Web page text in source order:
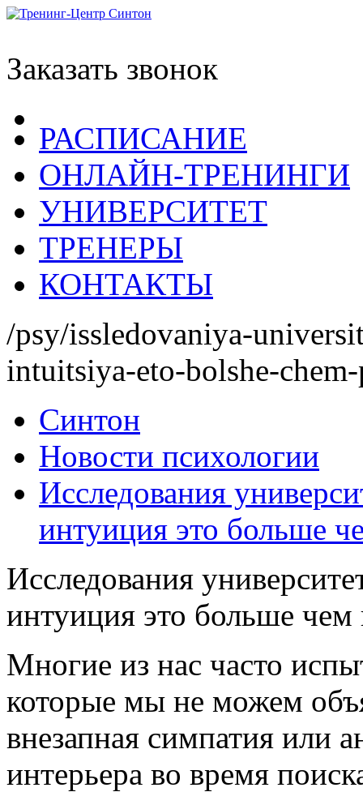
Заказать звонок
РАСПИСАНИЕ
ОНЛАЙН-ТРЕНИНГИ
УНИВЕРСИТЕТ
ТРЕНЕРЫ
КОНТАКТЫ
/psy/issledovaniya-
intuitsiya-eto-bolshe-
Синтон
Новости психологии
Исследования
интуиция это больше
Исследования
интуиция это больше чем
Многие из нас часто
которые мы не можем
внезапная симпатия или
интерьера во время